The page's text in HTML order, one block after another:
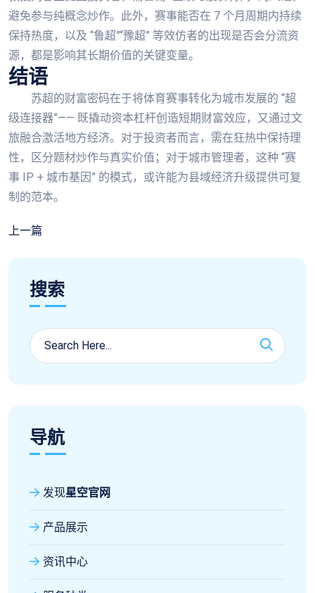
避免参与纯概念炒作。此外，赛事能否在 7 个月周期内持续
保持热度，以及 “鲁超”“豫超” 等效仿者的出现是否会分流资
源，都是影响其长期价值的关键变量。
结语
苏超的财富密码在于将体育赛事转化为城市发展的 “超
级连接器”—— 既撬动资本杠杆创造短期财富效应，又通过文
旅融合激活地方经济。对于投资者而言，需在狂热中保持理
性，区分题材炒作与真实价值；对于城市管理者，这种 “赛
事 IP + 城市基因” 的模式，或许能为县域经济升级提供可复
制的范本。
上一篇
搜索
导航
发现星空官网
产品展示
资讯中心